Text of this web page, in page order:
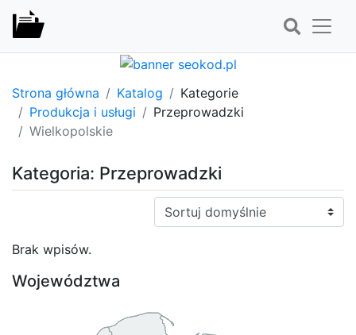
Strona główna Katalog
Kategorie
Produkcja i usługi
Przeprowadzki
Wielkopolskie
Kategoria: Przeprowadzki
Sortuj:
Brak wpisów.
Województwa